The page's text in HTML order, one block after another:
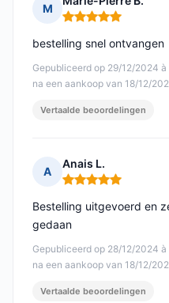
M
Opmerking: 5 van 5
Gepubliceerd op 29/12/2024 à
na een aankoop van 18/12/
bestelling snel ontvangen
Vertaalde beoordelingen
A
Anais L.
Opmerking: 5 van 5
Gepubliceerd op 28/12/2024 à
na een aankoop van 18/12/
Bestelling uitgevoerd en
gedaan
Vertaalde beoordelingen